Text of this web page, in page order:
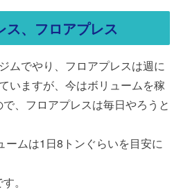
ス、フロアプレス
ムでやり、フロアプレスは週に
いますが、今はボリュームを稼
、フロアプレスは毎日やろうと
ームは1日8トンぐらいを目安に
。